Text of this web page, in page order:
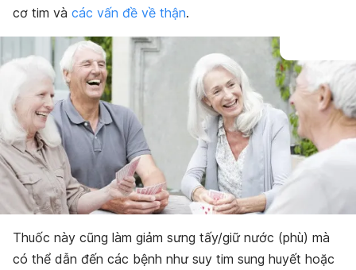
cơ tim và các vấn đề về thận.
Thuốc này cũng làm giảm sưng tấy/giữ nước (phù) mà
có thể dẫn đến các bệnh như suy tim sung huyết hoặc